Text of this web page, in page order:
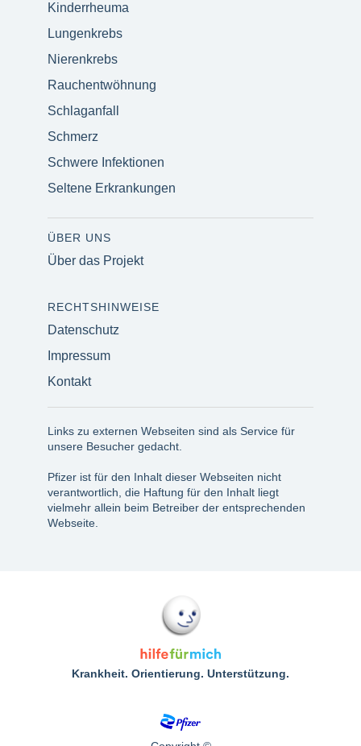
Kinderrheuma
Lungenkrebs
Nierenkrebs
Rauchentwöhnung
Schlaganfall
Schmerz
Schwere Infektionen
Seltene Erkrankungen
ÜBER UNS
Über das Projekt
RECHTSHINWEISE
Datenschutz
Impressum
Kontakt
Links zu externen Webseiten sind als Service für
unsere Besucher gedacht.
Pfizer ist für den Inhalt dieser Webseiten nicht
verantwortlich, die Haftung für den Inhalt liegt
vielmehr allein beim Betreiber der entsprechenden
Webseite.
Krankheit. Orientierung. Unterstützung.